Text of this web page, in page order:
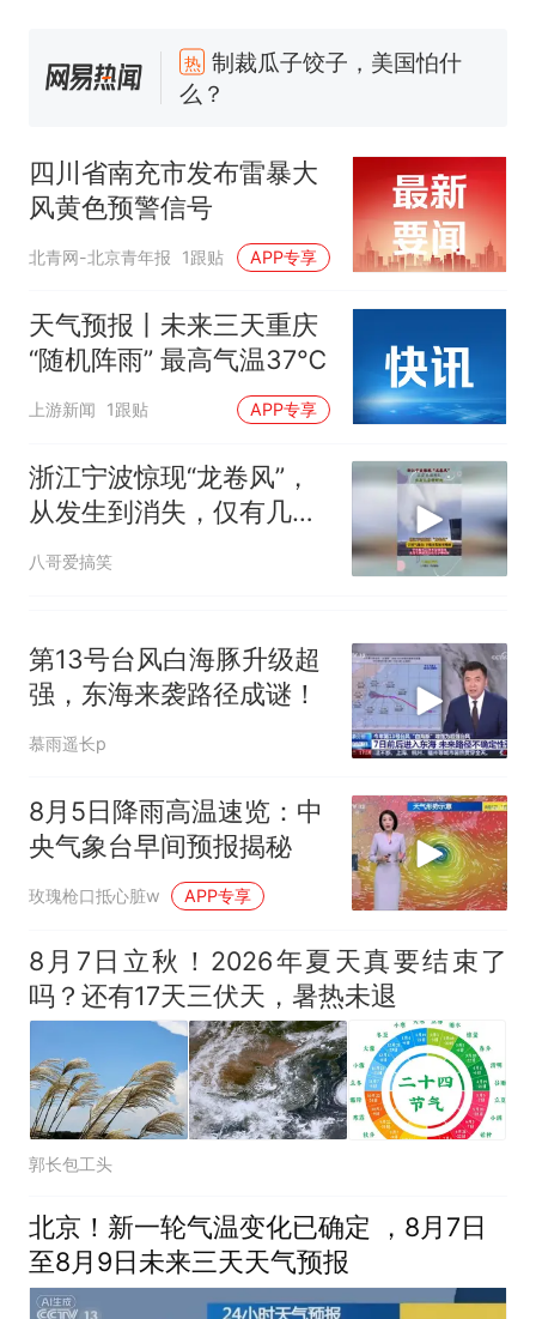
热 制裁瓜子饺子，美国怕什
么？
因老师一句“跟我回家”改写了
人生
费大厨“全国小炒肉大王”称
号，仅凭视频评出？中国烹饪
协会回应
男子上山采菌偶然发现鸡枞菌
140多朵
美国渔民钓获鲨鱼徒手将其拽
回大海 目击者直呼震惊 （视频
来源：参考消息）
笔试第一被第二名传话劝弃考
官方通报
么？
四川省南充市发布雷暴大
风黄色预警信号
北青网-北京青年报 1跟贴 APP专享
天气预报丨未来三天重庆
“随机阵雨” 最高气温37℃
上游新闻 1跟贴 APP专享
浙江宁波惊现“龙卷风”，
从发生到消失，仅有几分
钟时间
八哥爱搞笑
第13号台风白海豚升级超
强，东海来袭路径成谜！
慕雨遥长p
8月5日降雨高温速览：中
央气象台早间预报揭秘
玫瑰枪口抵心脏w APP专享
8月7日立秋！2026年夏天真要结束了
吗？还有17天三伏天，暑热未退
郭长包工头
北京！新一轮气温变化已确定 ，8月7日
至8月9日未来三天天气预报